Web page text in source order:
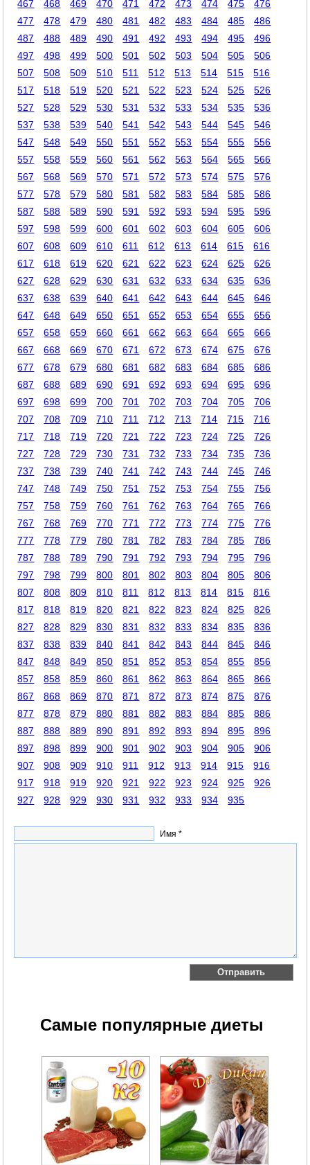
467 468 469 470 471 472 473 474 475
476
477
478 479 480 481 482 483 484 485
486
487
488 489 490 491 492 493 494 495
496
497
498 499 500 501 502 503 504 505
506
507
508 509 510 511 512 513 514 515
516
517
518 519 520 521 522 523 524 525
526
527
528 529 530 531 532 533 534 535
536
537
538 539 540 541 542 543 544 545
546
547
548 549 550 551 552 553 554 555
556
557
558 559 560 561 562 563 564 565
566
567
568 569 570 571 572 573 574 575
576
577
578 579 580 581 582 583 584 585
586
587
588 589 590 591 592 593 594 595
596
597
598 599 600 601 602 603 604 605
606
607
608 609 610 611 612 613 614 615
616
617
618 619 620 621 622 623 624 625
626
627
628 629 630 631 632 633 634 635
636
637
638 639 640 641 642 643 644 645
646
647
648 649 650 651 652 653 654 655
656
657
658 659 660 661 662 663 664 665
666
667
668 669 670 671 672 673 674 675
676
677
678 679 680 681 682 683 684 685
686
687
688 689 690 691 692 693 694 695
696
697
698 699 700 701 702 703 704 705
706
707
708 709 710 711 712 713 714 715
716
717
718 719 720 721 722 723 724 725
726
727
728 729 730 731 732 733 734 735
736
737
738 739 740 741 742 743 744 745
746
747
748 749 750 751 752 753 754 755
756
757
758 759 760 761 762 763 764 765
766
767
768 769 770 771 772 773 774 775
776
777
778 779 780 781 782 783 784 785
786
787
788 789 790 791 792 793 794 795
796
797
798 799 800 801 802 803 804 805
806
807
808 809 810 811 812 813 814 815
816
817
818 819 820 821 822 823 824 825
826
827
828 829 830 831 832 833 834 835
836
837
838 839 840 841 842 843 844 845
846
847
848 849 850 851 852 853 854 855
856
857
858 859 860 861 862 863 864 865
866
867
868 869 870 871 872 873 874 875
876
877
878 879 880 881 882 883 884 885
886
887
888 889 890 891 892 893 894 895
896
897
898 899 900 901 902 903 904 905
906
907
908 909 910 911 912 913 914 915
916
917
918 919 920 921 922 923 924 925
926
927
928 929 930 931 932 933 934 935
Имя *
Самые популярные диеты